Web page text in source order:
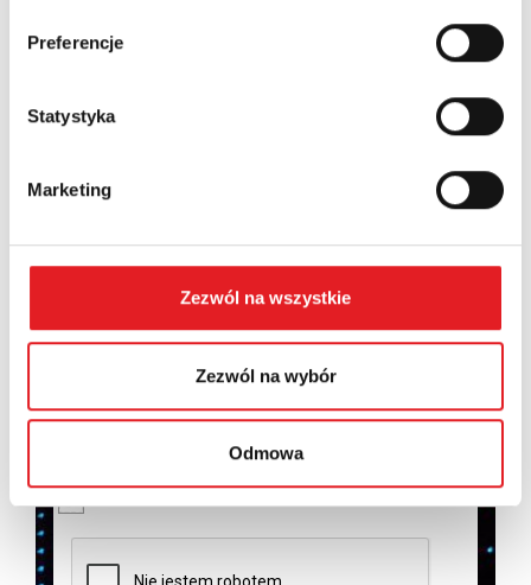
Preferencje
Statystyka
Marketing
Zezwól na wszystkie
Zezwól na wybór
Odmowa
Województwo:
Treść: *
Wyrażam zgodę na przetwarzanie moich danych
temat przetwarzania danych osobowych wPolityce